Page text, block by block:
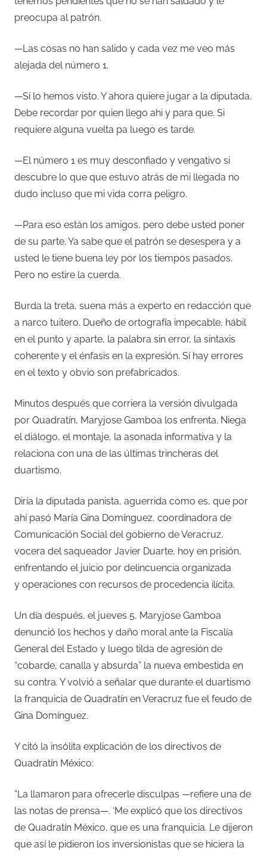
preocupa al patrón.
—Las cosas no han salido y cada vez me veo más
alejada del número 1.
—Sí lo hemos visto. Y ahora quiere jugar a la diputada.
Debe recordar por quien llego ahi y para que. Si
requiere alguna vuelta pa luego es tarde.
—El número 1 es muy desconfiado y vengativo si
descubre lo que que estuvo atrás de mi llegada no
dudo incluso que mi vida corra peligro.
—Para eso están los amigos, pero debe usted poner
de su parte. Ya sabe que el patrón se desespera y a
usted le tiene buena ley por los tiempos pasados.
Pero no estire la cuerda.
Burda la treta, suena más a experto en redacción que
a narco tuitero. Dueño de ortografía impecable, hábil
en el punto y aparte, la palabra sin error, la sintaxis
coherente y el énfasis en la expresión. Sí hay errores
en el texto y obvio son prefabricados.
Minutos después que corriera la versión divulgada
por Quadratín, Maryjose Gamboa los enfrenta. Niega
el diálogo, el montaje, la asonada informativa y la
relaciona con una de las últimas trincheras del
duartismo.
Diría la diputada panista, aguerrida como es, que por
ahí pasó María Gina Domínguez, coordinadora de
Comunicación Social del gobierno de Veracruz,
vocera del saqueador Javier Duarte, hoy en prisión,
enfrentando el juicio por delincuencia organizada
y operaciones con recursos de procedencia ilícita.
Un día después, el jueves 5, Maryjose Gamboa
denunció los hechos y daño moral ante la Fiscalía
General del Estado y luego tilda de agresión de
“cobarde, canalla y absurda” la nueva embestida en
su contra. Y volvió a señalar que durante el duartismo
la franquicia de Quadratín en Veracruz fue el feudo de
Gina Domínguez.
Y citó la insólita explicación de los directivos de
Quadratín México:
“La llamaron para ofrecerle disculpas —refiere una de
las notas de prensa—. ‘Me explicó que los directivos
de Quadratín México, que es una franquicia. Le dijeron
que así le pidieron los inversionistas que se hiciera la